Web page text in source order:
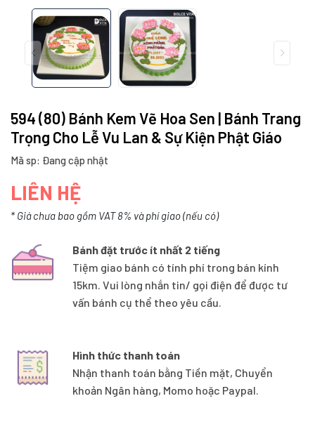
594 (80) Bánh Kem Vẽ Hoa Sen | Bánh Trang
Trọng Cho Lễ Vu Lan & Sự Kiện Phật Giáo
Mã sp: Đang cập nhật
LIÊN HỆ
* Giá chưa bao gồm VAT 8% và phí giao (nếu có)
Bánh đặt trước ít nhất 2 tiếng
Tiệm giao bánh có tính phí trong bán kính
15km. Vui lòng nhắn tin/ gọi điện để được tư
vấn bánh cụ thể theo yêu cầu.
Hình thức thanh toán
Nhận thanh toán bằng Tiền mặt, Chuyển
khoản Ngân hàng, Momo hoặc Paypal.